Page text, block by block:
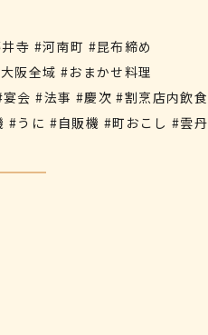
寺 #河南町 #昆布締め
阪全域 #おまかせ料理
会 #法事 #慶次 #割烹店内飲食
#うに #自販機 #町おこし #雲丹